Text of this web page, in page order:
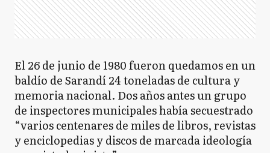
El 26 de junio de 1980 fueron quedamos en un
baldío de Sarandí 24 toneladas de cultura y
memoria nacional. Dos años antes un grupo
de inspectores municipales había secuestrado
“varios centenares de miles de libros, revistas
y enciclopedias y discos de marcada ideología